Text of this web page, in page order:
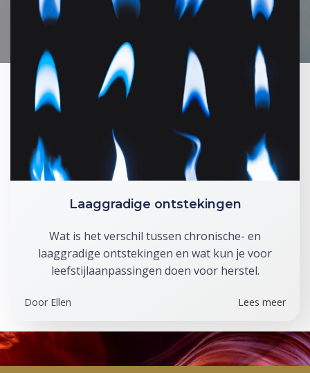
Laaggradige ontstekingen
Wat is het verschil tussen chronische- en
laaggradige ontstekingen en wat kun je voor
leefstijlaanpassingen doen voor herstel.
Door Ellen Lees meer